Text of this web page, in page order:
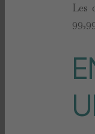
Les